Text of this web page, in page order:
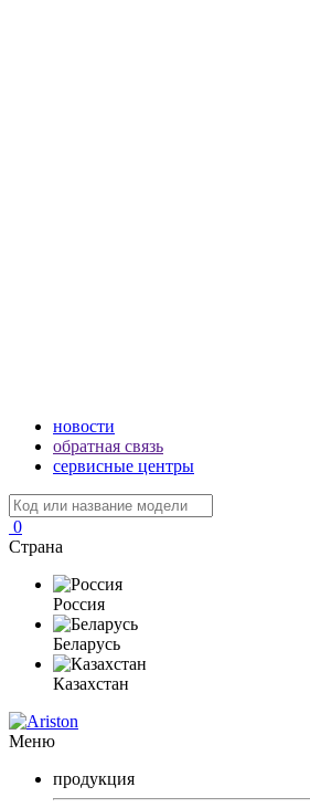
новости
обратная связь
сервисные центры
0
Страна
Россия
Беларусь
Казахстан
Меню
продукция